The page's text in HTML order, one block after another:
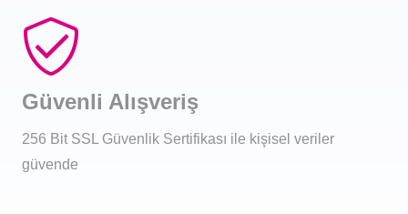
Güvenli Alışveriş
256 Bit SSL Güvenlik Sertifikası ile kişisel veriler
güvende